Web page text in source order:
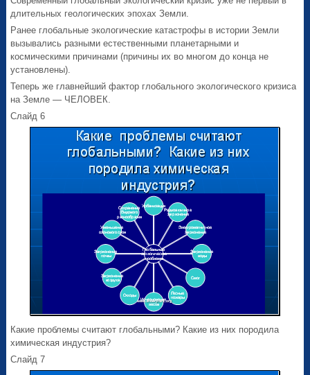
длительных геологических эпохах Земли.
Ранее глобальные экологические катастрофы в истории Земли
вызывались разными естественными планетарными и
космическими причинами (причины их во многом до конца не
установлены).
Теперь же главнейший фактор глобального экологического кризиса
на Земле — ЧЕЛОВЕК.
Слайд 6
Какие проблемы считают глобальными? Какие из них породила
химическая индустрия?
Слайд 7